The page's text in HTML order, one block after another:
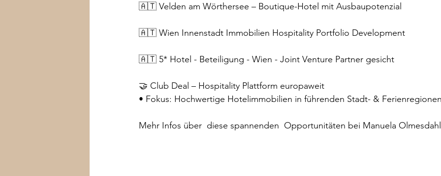
🇦🇹 Velden am Wörthersee – Boutique-Hotel mit Ausbaupotenzial
🇦🇹 Wien Innenstadt Immobilien Hospitality Portfolio Development
🇦🇹 5* Hotel - Beteiligung - Wien - Joint Venture Partner gesicht
🤝 Club Deal – Hospitality Plattform europaweit
• Fokus: Hochwertige Hotelimmobilien in führenden Stadt- &
Mehr Infos über  diese spannenden  Opportunitäten bei Manuela